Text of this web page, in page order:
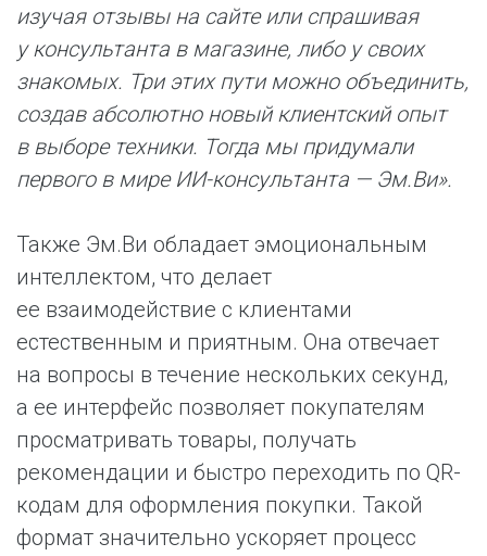
изучая отзывы на сайте или спрашивая
у консультанта в магазине, либо у своих
знакомых. Три этих пути можно объединить,
создав абсолютно новый клиентский опыт
в выборе техники. Тогда мы придумали
первого в мире ИИ-консультанта — Эм.Ви».
Также Эм.Ви обладает эмоциональным
интеллектом, что делает
ее взаимодействие с клиентами
естественным и приятным. Она отвечает
на вопросы в течение нескольких секунд,
а ее интерфейс позволяет покупателям
просматривать товары, получать
рекомендации и быстро переходить по QR-
кодам для оформления покупки. Такой
формат значительно ускоряет процесс